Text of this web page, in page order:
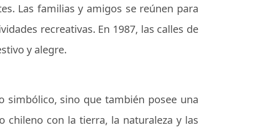
Las familias y amigos se reúnen para
recreativas. En 1987, las calles de
y alegre.
simbólico, sino que también posee una
chileno con la tierra, la naturaleza y las